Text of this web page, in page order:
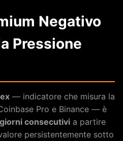
Negativo
Pressione
— indicatore che misura la
Pro e Binance — è
consecutivi a partire
persistentemente sotto